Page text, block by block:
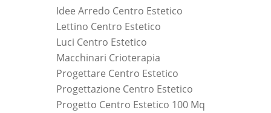
Idee Arredo Centro Estetico
Lettino Centro Estetico
Luci Centro Estetico
Macchinari Crioterapia
Progettare Centro Estetico
Progettazione Centro Estetico
Progetto Centro Estetico 100 Mq